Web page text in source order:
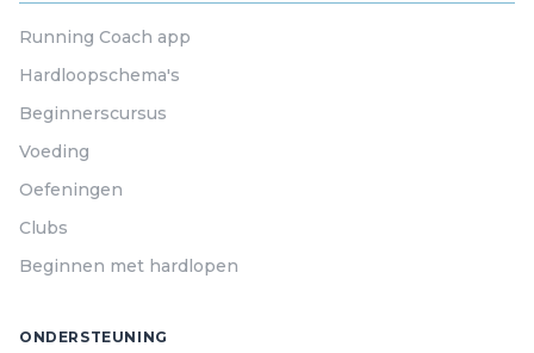
Running Coach app
Hardloopschema's
Beginnerscursus
Voeding
Oefeningen
Clubs
Beginnen met hardlopen
ONDERSTEUNING